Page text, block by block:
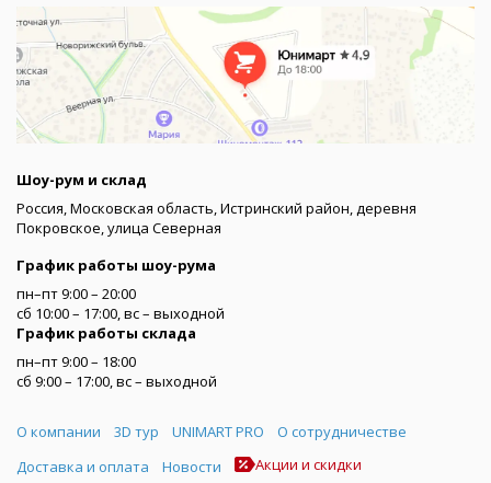
Шоу-рум и склад
Россия, Московская область, Истринский район, деревня
Покровское, улица Северная
График работы шоу-рума
пн–пт 9:00 – 20:00
сб 10:00 – 17:00, вс – выходной
График работы склада
пн–пт 9:00 – 18:00
сб 9:00 – 17:00, вс – выходной
Меню
О компании 3D тур UNIMART PRO
О сотрудничестве
Доставка и оплата
Новости Акции и скидки